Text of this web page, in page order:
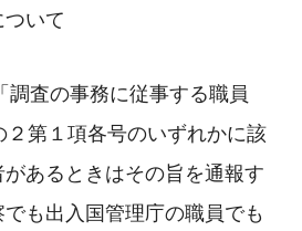
いて
査の事務に従事する職員
第１項各号のいずれかに該
あるときはその旨を通報す
も出入国管理庁の職員でも